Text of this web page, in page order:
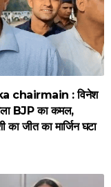
chairmain : विनेश
BJP का कमल,
का जीत का मार्जिन घटा